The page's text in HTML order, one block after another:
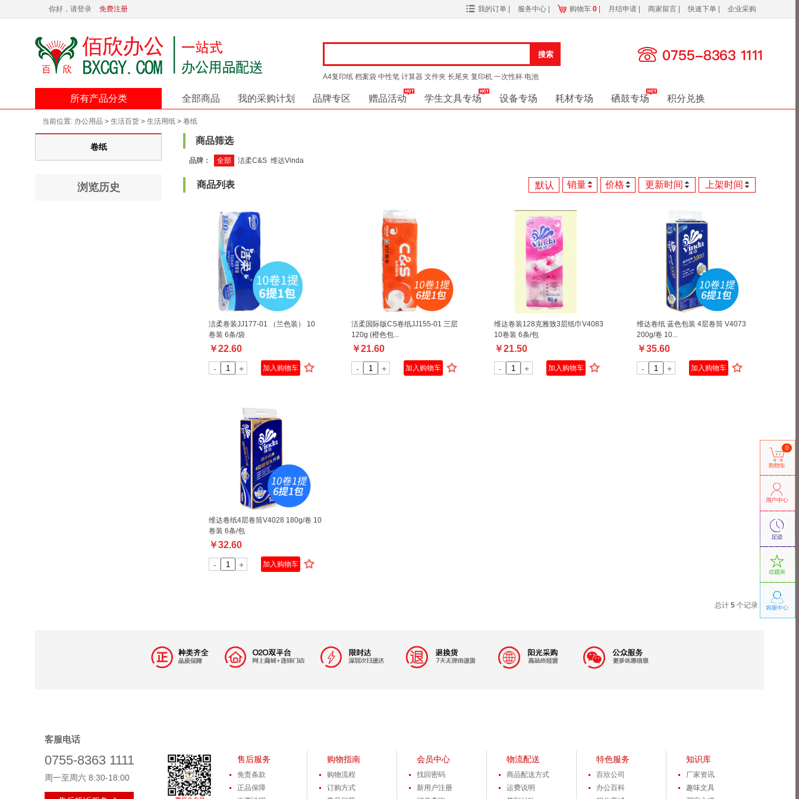
你好，请登录 免费注册 我的订单 服务中心 购物车 0 月结申请 商家留言 快速下单 企业采购
搜索
A4复印纸 档案袋 中性笔 计算器 文件夹 长尾夹 复印机 一次性杯 电池
所有产品分类 全部商品 我的采购计划 品牌专区 赠品活动 学生文具专场 设备专场 耗材专场 硒鼓专场 积分兑换
0
当前位置: 办公用品 > 生活百货 > 生活用纸 > 卷纸
卷纸
浏览历史
商品筛选
品牌： 全部 洁柔C&S 维达Vinda
商品列表 上架时间
更新时间
价格
销量
默认
洁柔卷装JJ177-01 （兰色装） 10
卷装 6条/袋
￥22.60
- + 加入购物车
洁柔国际版CS卷纸JJ155-01 三层
120g (橙色包...
￥21.60
- + 加入购物车
维达卷装128克雅致3层纸巾V4083
10卷装 6条/包
￥21.50
- + 加入购物车
维达卷纸 蓝色包装 4层卷筒 V4073
200g/卷 10...
￥35.60
- + 加入购物车
维达卷纸4层卷筒V4028 180g/卷 10
卷装 6条/包
￥32.60
- + 加入购物车
总计 5 个记录
客服电话
0755-8363 1111
周一至周六8:30-18:00
售后服务
免责条款
正品保障
购物指南
购物流程
订购方式
会员中心
找回密码
新用户注册
物流配送
商品配送方式
运费说明
特色服务
百欣公司
办公百科
知识库
厂家资讯
趣味文具